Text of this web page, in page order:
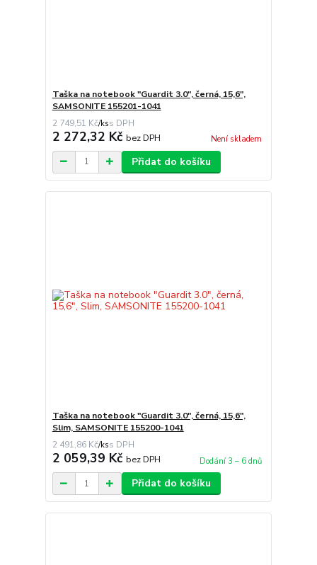
Taška na notebook "Guardit 3.0", černá, 15,6",
SAMSONITE 155201-1041
2 749,51 Kč/ks
2 272,32 Kč bez DPH Není skladem
Přidat do košíku
Taška na notebook "Guardit 3.0", černá, 15,6",
Slim, SAMSONITE 155200-1041
2 491,86 Kč/ks
2 059,39 Kč bez DPH Dodání 3 – 6 dnů
Přidat do košíku